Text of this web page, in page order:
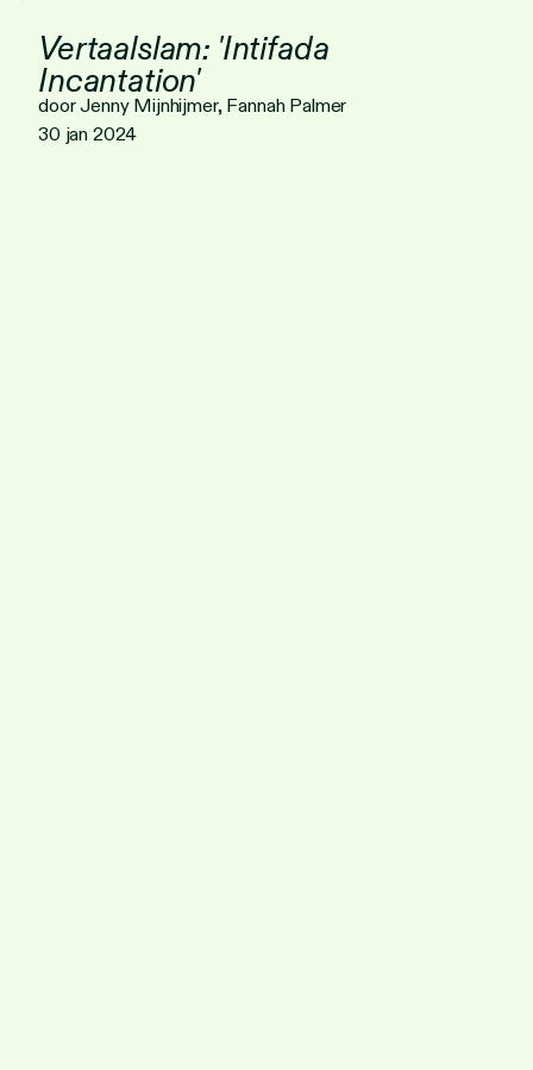
Vertaalslam: 'Intifada
Incantation'
door Jenny Mijnhijmer, Fannah Palmer
30 jan 2024